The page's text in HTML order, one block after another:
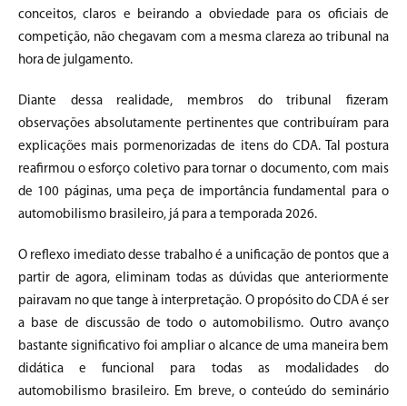
conceitos, claros e beirando a obviedade para os oficiais de
competição, não chegavam com a mesma clareza ao tribunal na
hora de julgamento.
Diante dessa realidade, membros do tribunal fizeram
observações absolutamente pertinentes que contribuíram para
explicações mais pormenorizadas de itens do CDA. Tal postura
reafirmou o esforço coletivo para tornar o documento, com mais
de 100 páginas, uma peça de importância fundamental para o
automobilismo brasileiro, já para a temporada 2026.
O reflexo imediato desse trabalho é a unificação de pontos que a
partir de agora, eliminam todas as dúvidas que anteriormente
pairavam no que tange à interpretação. O propósito do CDA é ser
a base de discussão de todo o automobilismo. Outro avanço
bastante significativo foi ampliar o alcance de uma maneira bem
didática e funcional para todas as modalidades do
automobilismo brasileiro. Em breve, o conteúdo do seminário